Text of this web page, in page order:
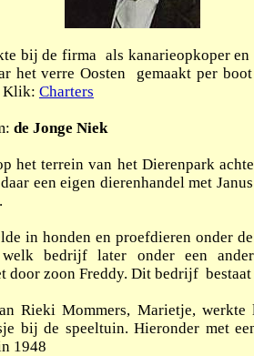
bij de firma als kanarieopkoper en
het verre Oosten gemaakt per
Klik: Charters
de Jonge Niek
het terrein van het Dierenpark
een eigen dierenhandel met
in honden en proefdieren onder
bedrijf later onder een
door zoon Freddy. Dit bedrijf bestaat
Rieki Mommers, Marietje,
bij de speeltuin. Hieronder met
1948